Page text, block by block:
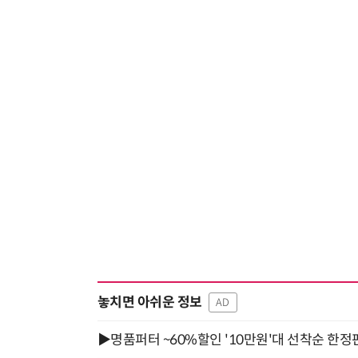
놓치면 아쉬운 정보 AD
▶명품퍼터 ~60%할인 '10만원'대 선착순 한정